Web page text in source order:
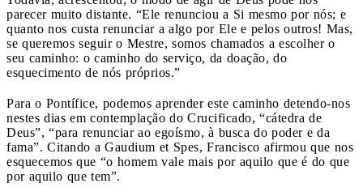
parecer muito distante. “Ele renunciou a Si mesmo por nós; e
quanto nos custa renunciar a algo por Ele e pelos outros! Mas,
se queremos seguir o Mestre, somos chamados a escolher o
seu caminho: o caminho do serviço, da doação, do
esquecimento de nós próprios.”
Para o Pontífice, podemos aprender este caminho detendo-nos
nestes dias em contemplação do Crucificado, “cátedra de
Deus”, “para renunciar ao egoísmo, à busca do poder e da
fama”. Citando a Gaudium et Spes, Francisco afirmou que nos
esquecemos que “o homem vale mais por aquilo que é do que
por aquilo que tem”.